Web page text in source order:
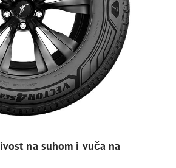
na suhom i vuča na